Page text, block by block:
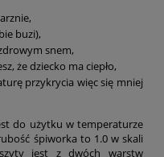
buzi),
snem,
że dziecko ma ciepło,
przykrycia więc się mniej
do użytku w temperaturze
śpiworka to 1.0 w skali
jest z dwóch warstw